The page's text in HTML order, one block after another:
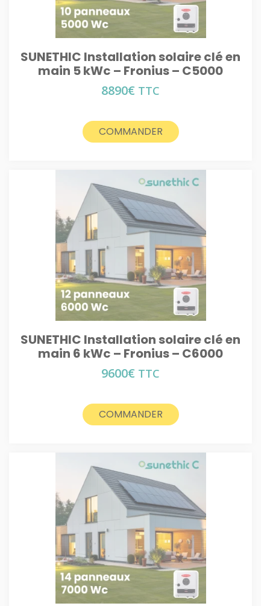
SUNETHIC Installation solaire clé en
main 5 kWc – Fronius – C5000
8890€ TTC
COMMANDER
SUNETHIC Installation solaire clé en
main 6 kWc – Fronius – C6000
9600€ TTC
COMMANDER